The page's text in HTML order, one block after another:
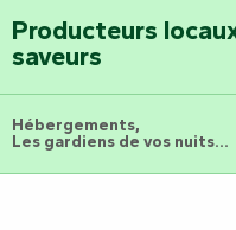
Producteurs
saveurs
Hébergements,
Les gardiens de vos nuits...
?